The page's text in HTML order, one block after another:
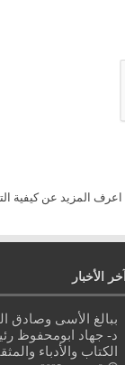
اعرف المزيد عن كيفية
آخر الأخبار
ببالغ الأسى وصادق
د- جهاد
الكتاب والأدباء